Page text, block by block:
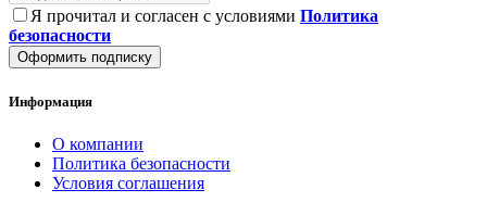
Я прочитал и согласен с условиями Политика
безопасности
Оформить подписку
Информация
О компании
Политика безопасности
Условия соглашения